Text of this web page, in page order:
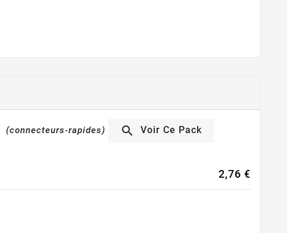
(connecteurs-rapides)  Voir Ce Pack
2,76 €